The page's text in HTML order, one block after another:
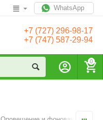
WhatsApp
+7 (727) 296-98-17
+7 (747) 587-29-94
0